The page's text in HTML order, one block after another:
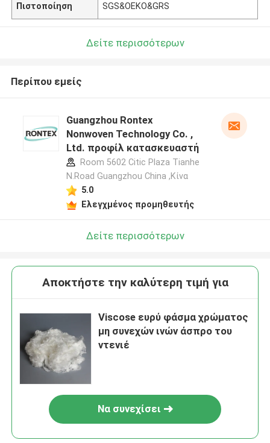
Πιστοποίηση SGS&OEKO&GRS
Δείτε περισσότερων
Περίπου εμείς
Guangzhou Rontex
Nonwoven Technology Co. ,
Ltd. προφίλ κατασκευαστή
Room 5602 Citic Plaza Tianhe
N.Road Guangzhou China ,Κίνα
5.0
Ελεγχμένος προμηθευτής
Δείτε περισσότερων
Αποκτήστε την καλύτερη τιμή για
Viscose ευρύ φάσμα χρώματος
μη συνεχών ινών άσπρο του
ντενιέ
Να συνεχίσει